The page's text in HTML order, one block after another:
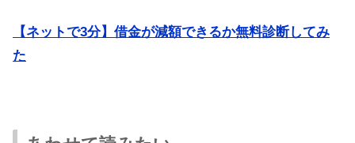
【ネットで3分】借金が減額できるか無料診断してみ
た